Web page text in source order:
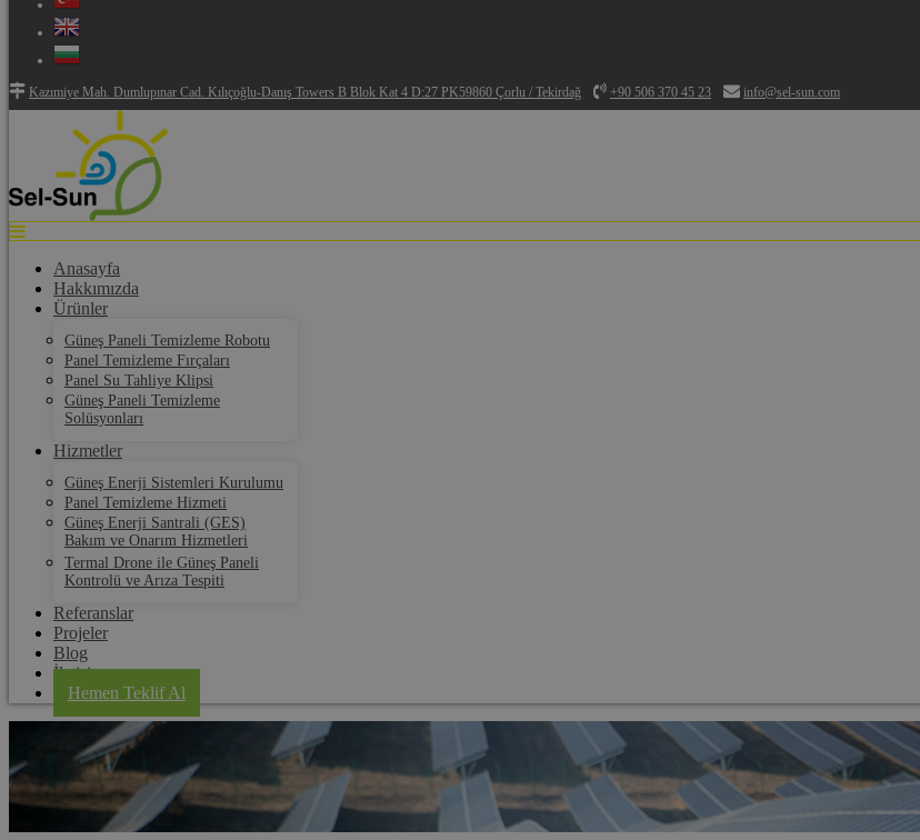
Kazımiye Mah. Dumlupınar Cad. Kılıçoğlu-Danış Towers B Blok Kat 4 D:27 PK59860 Çorlu / Tekirdağ +90 506 370 45 23 info@sel-sun.com
Anasayfa
Hakkımızda
Ürünler
Güneş Paneli Temizleme Robotu
Panel Temizleme Fırçaları
Panel Su Tahliye Klipsi
Güneş Paneli Temizleme
Solüsyonları
Hizmetler
Güneş Enerji Sistemleri Kurulumu
Panel Temizleme Hizmeti
Güneş Enerji Santrali (GES)
Bakım ve Onarım Hizmetleri
Termal Drone ile Güneş Paneli
Kontrolü ve Arıza Tespiti
Referanslar
Projeler
Blog
İletişim
Hemen Teklif Al